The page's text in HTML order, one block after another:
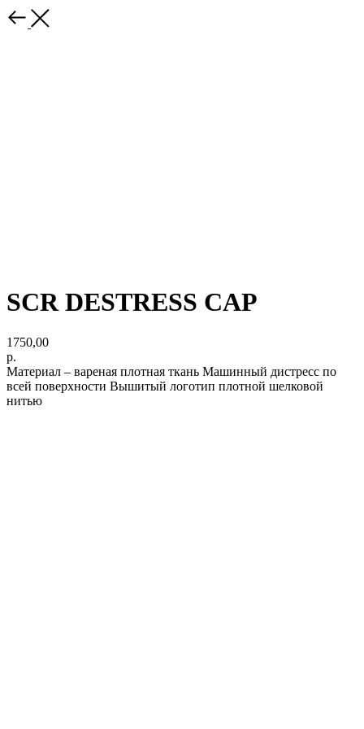
SCR DESTRESS CAP
1750,00
р.
Материал – вареная плотная ткань Машинный дистресс по
всей поверхности Вышитый логотип плотной шелковой
нитью